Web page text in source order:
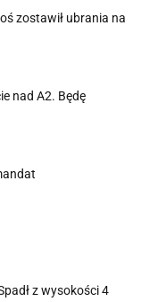
zostawił ubrania na
nad A2. Będę
z wysokości 4